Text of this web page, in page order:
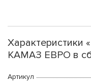
Характеристики
КАМАЗ ЕВРО в
Артикул